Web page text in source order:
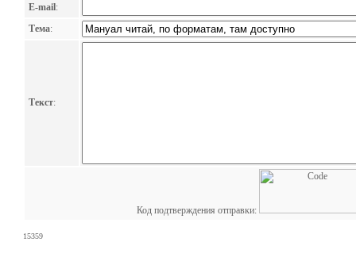
E-mail:
Тема:
Текст:
Код подтверждения отправки:
15359